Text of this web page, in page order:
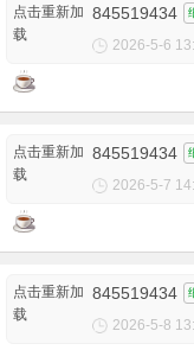
点击重新加
载
845519434
2026-5-6
点击重新加
载
845519434
2026-5-7
点击重新加
载
845519434
2026-5-8